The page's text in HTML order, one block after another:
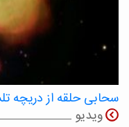
سحابی حلقه از دریچه
ویدیو